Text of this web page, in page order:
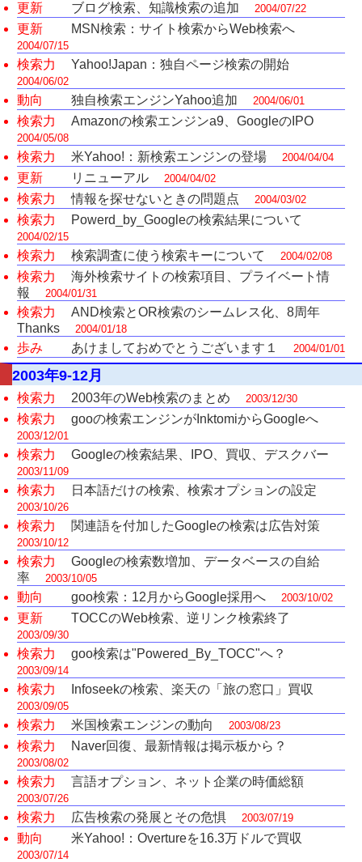
更新 ブログ検索、知識検索の追加 2004/07/22
更新 MSN検索：サイト検索からWeb検索へ
2004/07/15
検索力 Yahoo!Japan：独自ページ検索の開始
2004/06/02
動向 独自検索エンジンYahoo追加 2004/06/01
検索力 Amazonの検索エンジンa9、GoogleのIPO
2004/05/08
検索力 米Yahoo!：新検索エンジンの登場 2004/04/04
更新 リニューアル 2004/04/02
検索力 情報を探せないときの問題点 2004/03/02
検索力 Powerd_by_Googleの検索結果について
2004/02/15
検索力 検索調査に使う検索キーについて 2004/02/08
検索力
海外検索サイトの検索項目、プライベート情
報
2004/01/31
検索力
AND検索とOR検索のシームレス化、8周年
Thanks
2004/01/18
歩み あけましておめでとうございます１ 2004/01/01
2003年9-12月
検索力 2003年のWeb検索のまとめ 2003/12/30
検索力 gooの検索エンジンがInktomiからGoogleへ
2003/12/01
検索力 Googleの検索結果、IPO、買収、デスクバー
2003/11/09
検索力 日本語だけの検索、検索オプションの設定
2003/10/26
検索力 関連語を付加したGoogleの検索は広告対策
2003/10/12
検索力
Googleの検索数増加、データベースの自給
率
2003/10/05
動向 goo検索：12月からGoogle採用へ 2003/10/02
更新 TOCCのWeb検索、逆リンク検索終了
2003/09/30
検索力 goo検索は"Powered_By_TOCC"へ？
2003/09/14
検索力 Infoseekの検索、楽天の「旅の窓口」買収
2003/09/05
検索力 米国検索エンジンの動向 2003/08/23
検索力 Naver回復、最新情報は掲示板から？
2003/08/02
検索力 言語オプション、ネット企業の時価総額
2003/07/26
検索力 広告検索の発展とその危惧 2003/07/19
動向 米Yahoo!：Overtureを16.3万ドルで買収
2003/07/14